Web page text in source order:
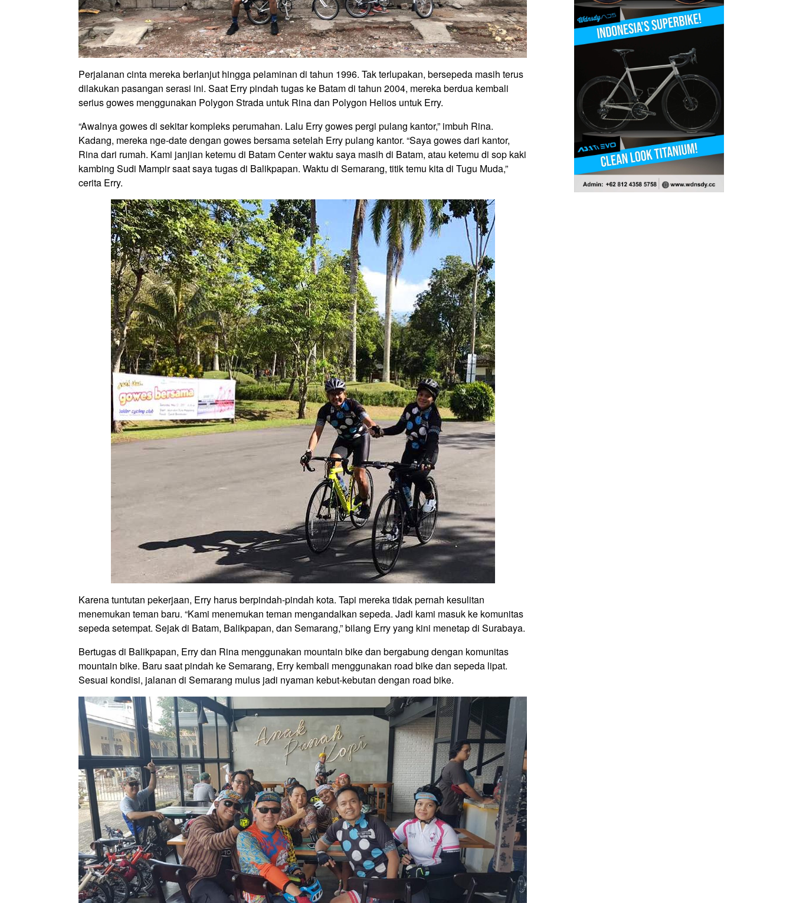
Perjalanan cinta mereka berlanjut hingga pelaminan di tahun 1996. Tak terlupakan, bersepeda masih terus
dilakukan pasangan serasi ini. Saat Erry pindah tugas ke Batam di tahun 2004, mereka berdua kembali
serius gowes menggunakan Polygon Strada untuk Rina dan Polygon Helios untuk Erry.
“Awalnya gowes di sekitar kompleks perumahan. Lalu Erry gowes pergi pulang kantor,” imbuh Rina.
Kadang, mereka nge-date dengan gowes bersama setelah Erry pulang kantor. “Saya gowes dari kantor,
Rina dari rumah. Kami janjian ketemu di Batam Center waktu saya masih di Batam, atau ketemu di sop kaki
kambing Sudi Mampir saat saya tugas di Balikpapan. Waktu di Semarang, titik temu kita di Tugu Muda,”
cerita Erry.
Karena tuntutan pekerjaan, Erry harus berpindah-pindah kota. Tapi mereka tidak pernah kesulitan
menemukan teman baru. “Kami menemukan teman mengandalkan sepeda. Jadi kami masuk ke komunitas
sepeda setempat. Sejak di Batam, Balikpapan, dan Semarang,” bilang Erry yang kini menetap di Surabaya.
Bertugas di Balikpapan, Erry dan Rina menggunakan mountain bike dan bergabung dengan komunitas
mountain bike. Baru saat pindah ke Semarang, Erry kembali menggunakan road bike dan sepeda lipat.
Sesuai kondisi, jalanan di Semarang mulus jadi nyaman kebut-kebutan dengan road bike.